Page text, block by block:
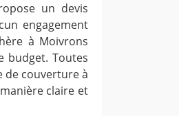
un devis
engagement
à Moivrons
budget. Toutes
de couverture à
claire et